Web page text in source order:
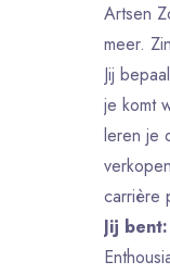
Artsen
meer.
Jij
je komt
leren je
carrière
Jij bent: